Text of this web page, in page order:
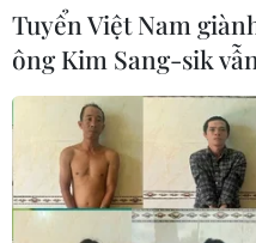
Tuyển Việt Nam
ông Kim Sang-sik